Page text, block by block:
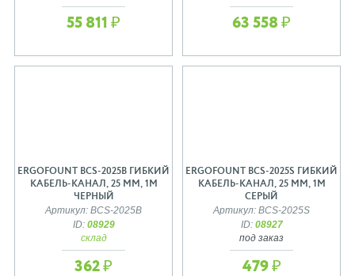
55 811 ₽ 63 558 ₽
ERGOFOUNT BCS-2025B ГИБКИЙ
КАБЕЛЬ-КАНАЛ, 25 ММ, 1М
ЧЕРНЫЙ
Артикул: BCS-2025B
ID: 08929
склад
362 ₽
ERGOFOUNT BCS-2025S ГИБКИЙ
КАБЕЛЬ-КАНАЛ, 25 ММ, 1М
СЕРЫЙ
Артикул: BCS-2025S
ID: 08927
под заказ
479 ₽